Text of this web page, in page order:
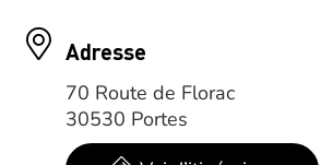
Adresse
70 Route de Florac
30530 Portes